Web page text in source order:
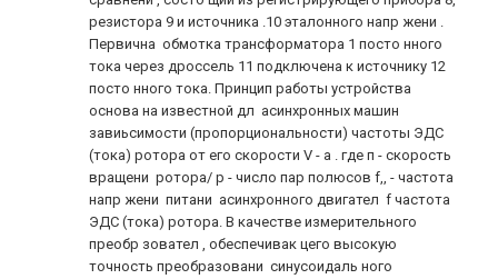
резистора 9 и источника .10 эталонного напр жени .
Первична обмотка трансформатора 1 посто нного
тока через дроссель 11 подключена к источнику 12
посто нного тока. Принцип работы устройства
основа на известной дл асинхронных машин
завиьсимости (пропорциональности) частоты ЭДС
(тока) ротора от его скорости V - а . где п - скорость
вращени ротора/ р - число пар полюсов f,, - частота
напр жени питани асинхронного двигател f частота
ЭДС (тока) ротора. В качестве измерительного
преобр зовател , обеспечивак цего высокую
точность преобразовани синусоидаль ного